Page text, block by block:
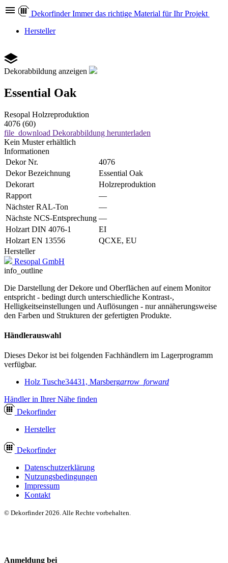
Dekorfinder Immer das richtige Material für Ihr Projekt
Hersteller
Dekorabbildung anzeigen
Essential Oak
Resopal Holzreproduktion
4076 (60)
file_download Dekorabbildung herunterladen
Kein Muster erhältlich
Informationen
Dekor Nr.
4076
Dekor Bezeichnung
Essential Oak
Dekorart
Holzreproduktion
Rapport
—
Nächster RAL-Ton
—
Nächste NCS-Entsprechung —
Holzart DIN 4076-1
EI
Holzart EN 13556
QCXE, EU
Hersteller
Resopal GmbH
info_outline
Die Darstellung der Dekore und Oberflächen auf einem Monitor
entspricht - bedingt durch unterschiedliche Kontrast-,
Helligkeitseinstellungen und Auflösungen - nur annäherungsweise
den Farben und Strukturen der gefertigten Produkte.
Händlerauswahl
Dieses Dekor ist bei folgenden Fachhändlern im Lagerprogramm
verfügbar.
Holz Tusche34431, Marsbergarrow_forward
Händler in Ihrer Nähe finden
Dekorfinder
Hersteller
Dekorfinder
Datenschutzerklärung
Nutzungsbedingungen
Impressum
Kontakt
© Dekorfinder 2026. Alle Rechte vorbehalten.
Anmeldung bei